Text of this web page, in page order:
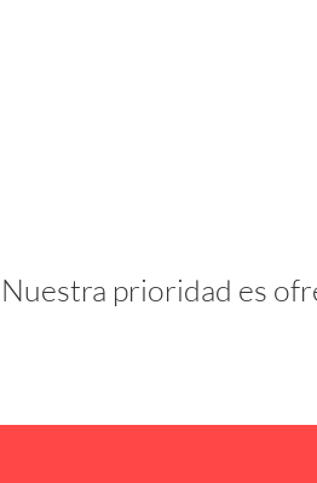
Nuestra prioridad es